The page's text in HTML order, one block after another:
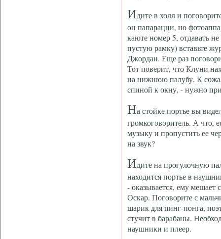
Идите в холл и
он папарацци, но
каюте номер 5, отдавать
пустую рамку) вставьте
Джордан. Еще раз
Тот поверит, что Клуни
на нижнюю палубу. К
спиной к окну, - нужно
На стойке портье вы
громкоговоритель. А что,
музыку и пропустить ее
на звук?
Идите на прогулочную
находится портье в
- оказывается, ему мешает
Оскар. Поговорите с
шарик для пинг-понга,
стучит в барабаны.
наушники и плеер.